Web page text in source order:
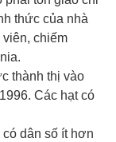
thức của nhà
chiếm
thành thị vào
. Các hạt có
có dân số ít hơn